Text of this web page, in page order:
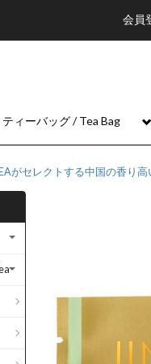
会員
ティーバッグ / Tea Bag
がセレクトする中国の香り高